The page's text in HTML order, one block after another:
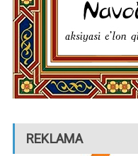
REKLAMA